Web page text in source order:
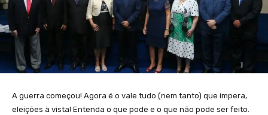
A guerra começou! Agora é o vale tudo (nem tanto) que impera,
eleições à vista! Entenda o que pode e o que não pode ser feito.